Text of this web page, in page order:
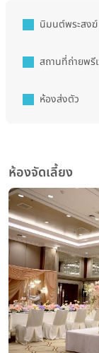
นิมนต์พระสงฆ์
สถานที่ถ่ายพรี
ห้องส่งตัว
ห้องจัดเลี้ยง